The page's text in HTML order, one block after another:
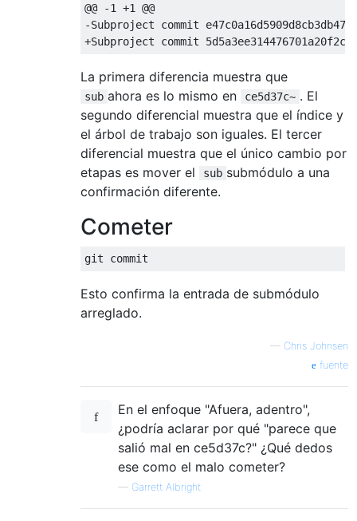
@@ -1 +1 @@
-Subproject commit
La primera diferencia muestra que
sub ahora es lo mismo en ce5d37c~ . El
segundo diferencial muestra que el índice y
el árbol de trabajo son iguales. El tercer
diferencial muestra que el único cambio por
etapas es mover el
sub submódulo a una
confirmación diferente.
Cometer
Esto confirma la entrada de submódulo
arreglado.
— Chris Johnsen
fuente
En el enfoque "Afuera, adentro",
¿podría aclarar por qué "parece que
salió mal en ce5d37c?" ¿Qué dedos
ese como el malo cometer?
— Garrett Albright